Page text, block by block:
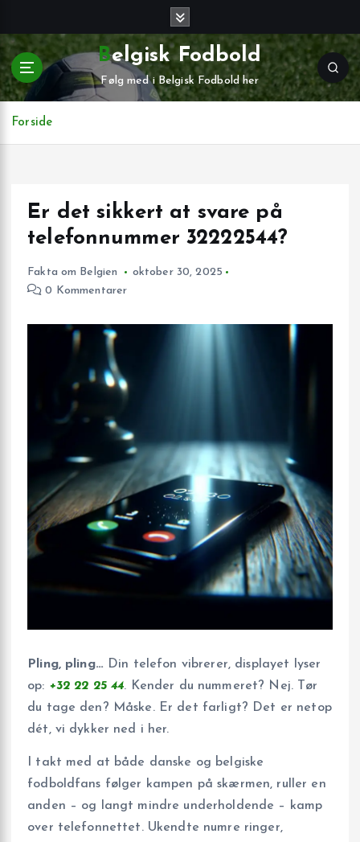
t
i
i
Belgisk Fodbold
Følg med i Belgisk Fodbold her
Forside
Er det sikkert at svare på
telefonnummer 32222544?
Fakta om Belgien
oktober 30, 2025
0 Kommentarer
Pling, pling… Din telefon vibrerer, displayet lyser
op: +32 22 25 44. Kender du nummeret? Nej. Tør
du tage den? Måske. Er det farligt? Det er netop
dét, vi dykker ned i her.
I takt med at både danske og belgiske
fodboldfans følger kampen på skærmen, ruller en
anden – og langt mindre underholdende – kamp
over telefonnettet. Ukendte numre ringer,